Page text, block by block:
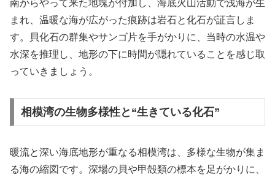
南からやって来た地塊が付加し、海底火山活動で浅海が生
まれ、温暖な海が広がった痕跡は岩石と化石が証言しま
す。貝化石の群集やサンゴ片を手がかりに、当時の水温や
水深を推理し、地形の下に時間が隠れていることを感じ取
っていきましょう。
相模湾の生物多様性と“生きている化石”
暖流と深い海底地形が重なる相模湾は、多様な生物が集ま
る海の縮図です。深場の貝や甲殻類の標本を足がかりに、